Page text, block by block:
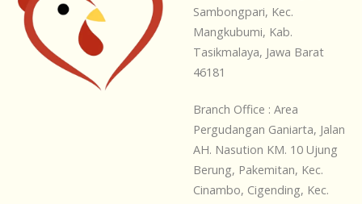
Sambongpari, Kec.
Mangkubumi, Kab.
Tasikmalaya, Jawa Barat
46181
Branch Office : Area
Pergudangan Ganiarta, Jalan
AH. Nasution KM. 10 Ujung
Berung, Pakemitan, Kec.
Cinambo, Cigending, Kec.